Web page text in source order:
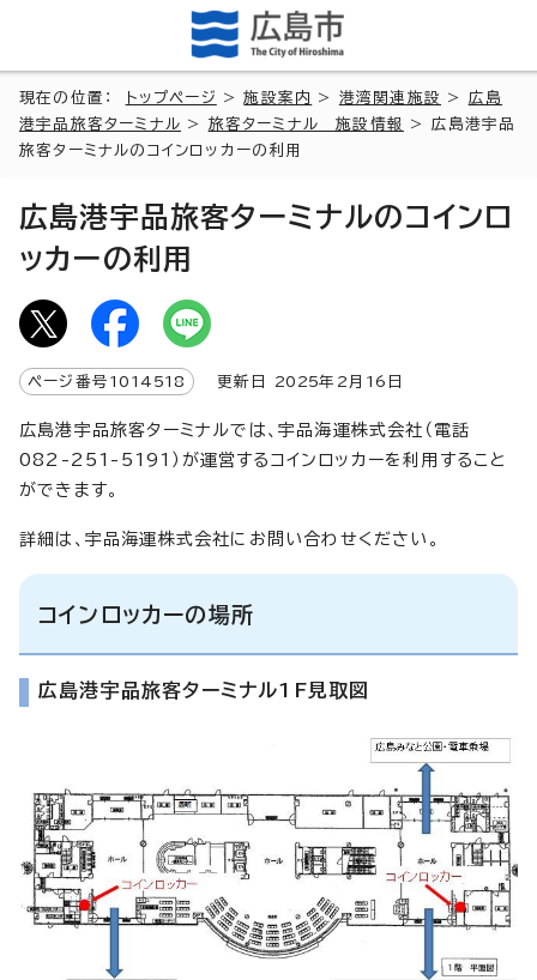
現在の位置： トップページ >施設案内 > 港湾関連施設 > 広島
港宇品旅客ターミナル > 旅客ターミナル 施設情報
> 広島港宇品
旅客ターミナルのコインロッカーの利用
広島港宇品旅客ターミナルのコインロ
ッカーの利用
ページ番号 1014518 更新日 2025年2月 16 日
広島港宇品旅客ターミナルでは、宇品海運株式会社（電話
082-251-5191）が運営するコインロッカーを利用すること
ができます。
詳細は、宇品海運株式会社にお問い合わせください。
コインロッカーの場所
広島港宇品旅客ターミナル1F見取図